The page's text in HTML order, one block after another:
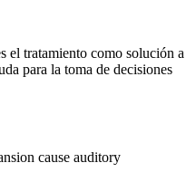
el tratamiento como solución a
para la toma de decisiones
cause auditory